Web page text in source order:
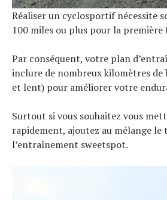
Réaliser un cyclosportif nécessite
100 miles ou plus pour la première
Par conséquent, votre plan
inclure de nombreux kilomètres de
et lent) pour améliorer votre
Surtout si vous souhaitez vous
rapidement, ajoutez au mélange
l’entraînement sweetspot.